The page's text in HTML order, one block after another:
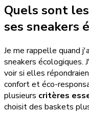
Quels sont
ses sneakers
Je me rappelle quand
sneakers écologiques.
voir si elles
confort et éco-
plusieurs critères
choisit des baskets